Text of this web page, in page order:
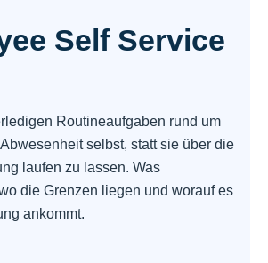
Self Service
Routineaufgaben rund um
selbst, statt sie über die
laufen zu lassen. Was
die Grenzen liegen und worauf es
ankommt.